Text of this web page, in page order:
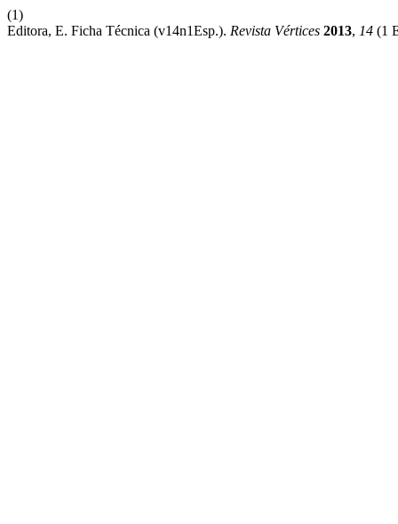
(1)
Editora, E. Ficha Técnica (v14n1Esp.). Revista Vértices 2013, 14 (1